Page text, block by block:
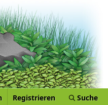
Registrieren Suche